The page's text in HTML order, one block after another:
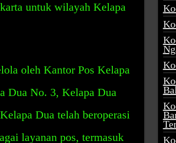
untuk wilayah Kelapa
oleh Kantor Pos Kelapa
Dua No. 3, Kelapa Dua
Dua telah beroperasi
layanan pos, termasuk